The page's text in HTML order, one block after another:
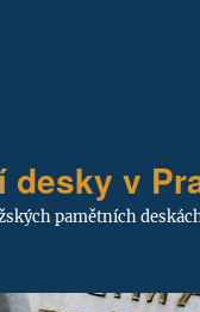
desky v
pamětních